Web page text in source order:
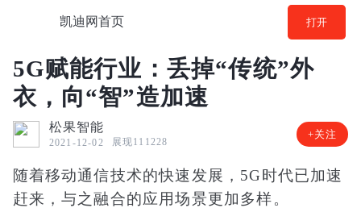
凯迪网首页 打开
5G赋能行业：丢掉“传统”外
衣，向“智”造加速
松果智能
2021-12-02 展现111228
+关注
随着移动通信技术的快速发展，5G时代已加速
赶来，与之融合的应用场景更加多样。